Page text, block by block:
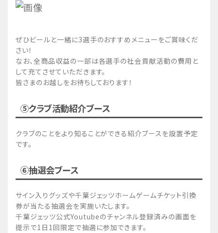
ぜひビールと一緒に3選手のおすすめメニューをご賞味くだ
さい！
なお、全商品収益の一部は各選手の社会貢献活動の費用と
して充てさせていただきます。
皆さまのお越しをお待ちしております！
⑤クラブ活動紹介ブース
クラブのことをより知ることができる紹介ブースを設置予定
です。
⑥抽選会ブース
サイン入りグッズや千葉ジェッツホームゲームチケット引換
券が当たる抽選会を実施いたします。
千葉ジェッツ公式Youtubeのチャンネル登録済みの画面を
提示で1日1回限定で抽選に参加できます。